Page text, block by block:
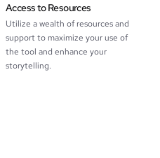
Access to Resources
Utilize a wealth of resources and
support to maximize your use of
the tool and enhance your
storytelling.